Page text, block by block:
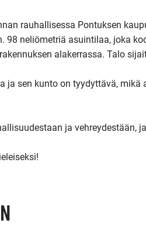
rauhallisessa Pontuksen
98 neliömetriä asuintilaa, joka
alakerrassa. Talo
ja sen kunto on tyydyttävä,
ja vehreydestään,